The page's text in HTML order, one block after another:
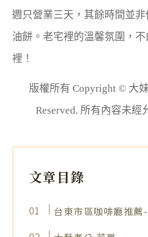
週只營業三天，其餘時間並
油餅。老宅裡的溫馨氛圍，
裡！
版權所有 Copyright © 大
Reserved. 所有內容未經
文章目錄
台東市區咖啡廳推薦